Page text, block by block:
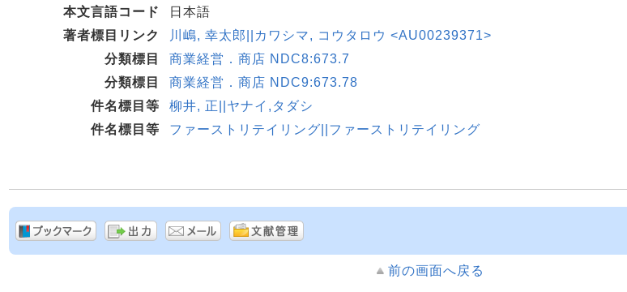
本文言語コード
日本語
著者標目リンク
川嶋, 幸太郎||カワシマ, コウタロウ <AU00239371>
分類標目
商業経営．商店 NDC8:673.7
分類標目
商業経営．商店 NDC9:673.78
件名標目等
柳井, 正||ヤナイ,タダシ
件名標目等
ファーストリテイリング||ファーストリテイリング
前の画面へ戻る